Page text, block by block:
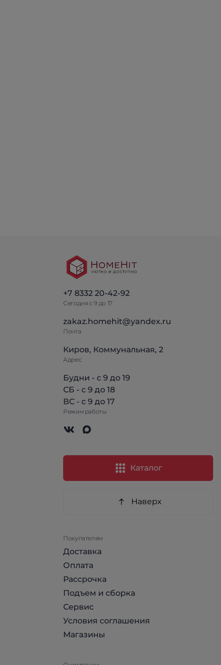
+7 8332 20-42-92
Сегодня с 9 до 17
zakaz.homehit@yandex.ru
Почта
Киров, Коммунальная, 2
Адрес
Будни - с 9 до 19
СБ - с 9 до 18
ВС - с 9 до 17
Режим работы
Каталог
Наверх
Покупателям
Доставка
Оплата
Рассрочка
Подъем и сборка
Сервис
Условия соглашения
Магазины